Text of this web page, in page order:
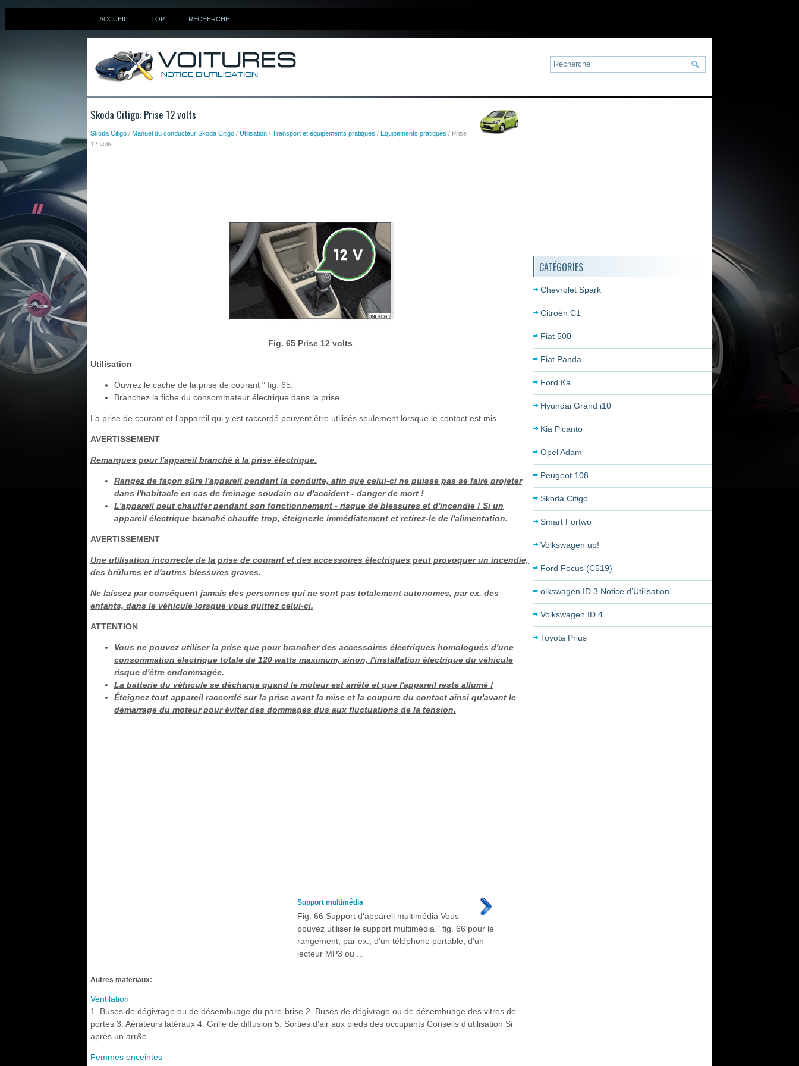
ACCUEIL TOP RECHERCHE
Skoda Citigo: Prise 12 volts
Skoda Citigo / Manuel du conducteur Skoda Citigo / Utilisation / Transport et équipements pratiques / Equipements pratiques / Prise
12 volts
Fig. 65 Prise 12 volts
Utilisation
Ouvrez le cache de la prise de courant " fig. 65.
Branchez la fiche du consommateur électrique dans la prise.
La prise de courant et l'appareil qui y est raccordé peuvent être utilisés seulement lorsque le contact est mis.
AVERTISSEMENT
Remarques pour l'appareil branché à la prise électrique.
Rangez de façon sûre l'appareil pendant la conduite, afin que celui-ci ne puisse pas se faire projeter
dans l'habitacle en cas de freinage soudain ou d'accident - danger de mort !
L'appareil peut chauffer pendant son fonctionnement - risque de blessures et d'incendie ! Si un
appareil électrique branché chauffe trop, éteignezle immédiatement et retirez-le de l'alimentation.
AVERTISSEMENT
Une utilisation incorrecte de la prise de courant et des accessoires électriques peut provoquer un incendie,
des brûlures et d'autres blessures graves.
Ne laissez par conséquent jamais des personnes qui ne sont pas totalement autonomes, par ex. des
enfants, dans le véhicule lorsque vous quittez celui-ci.
ATTENTION
Vous ne pouvez utiliser la prise que pour brancher des accessoires électriques homologués d'une
consommation électrique totale de 120 watts maximum, sinon, l'installation électrique du véhicule
risque d'être endommagée.
La batterie du véhicule se décharge quand le moteur est arrêté et que l'appareil reste allumé !
Éteignez tout appareil raccordé sur la prise avant la mise et la coupure du contact ainsi qu'avant le
démarrage du moteur pour éviter des dommages dus aux fluctuations de la tension.
Support multimédia
Fig. 66 Support d'appareil multimédia Vous
pouvez utiliser le support multimédia " fig. 66 pour le
rangement, par ex., d'un téléphone portable, d'un
lecteur MP3 ou ...
Autres materiaux:
Ventilation
1. Buses de dégivrage ou de désembuage du pare-brise 2. Buses de dégivrage ou de désembuage des vitres de
portes 3. Aérateurs latéraux 4. Grille de diffusion 5. Sorties d’air aux pieds des occupants Conseils d’utilisation Si
après un arr&e ...
Femmes enceintes
CATÉGORIES
Chevrolet Spark
Citroën C1
Fiat 500
Fiat Panda
Ford Ka
Hyundai Grand i10
Kia Picanto
Opel Adam
Peugeot 108
Skoda Citigo
Smart Fortwo
Volkswagen up!
Ford Focus (C519)
olkswagen ID.3 Notice d’Utilisation
Volkswagen ID.4
Toyota Prius